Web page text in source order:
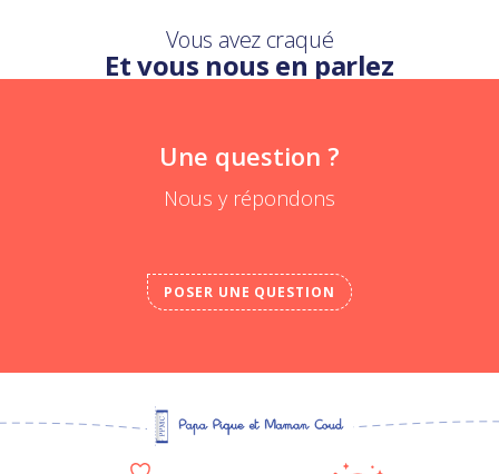
Vous avez craqué
Et vous nous en parlez
Une question ?
Nous y répondons
POSER UNE QUESTION